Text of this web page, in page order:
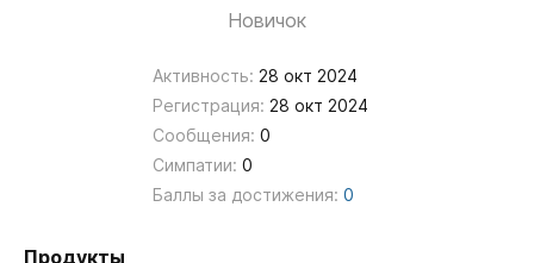
Новичок
Активность: 28 окт 2024
Регистрация: 28 окт 2024
Сообщения: 0
Симпатии: 0
Баллы за достижения: 0
Продукты